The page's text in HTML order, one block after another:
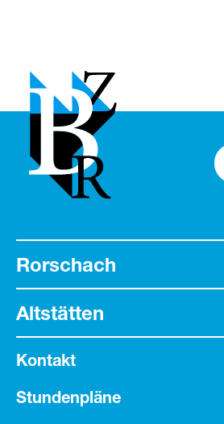
Rorschach
Altstätten
Kontakt
Stundenpläne